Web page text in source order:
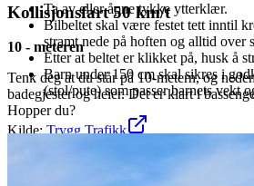
Ta av eller åpne tykke ytterklær.
Bilbeltet skal være festet tett inntil
stramt nede på hoften og alltid over
Etter at beltet er klikket på, husk å
Barn under 150 cm skal sikres i
(stol/pute) som passer barnets vekt
Kilde:Trygg Trafikk
Kollisjonsfart 50 km/t
10 - meteren
Tenk deg at du står på 10-metern, og
badegjester og heier. Det er klart i
Hopper du?